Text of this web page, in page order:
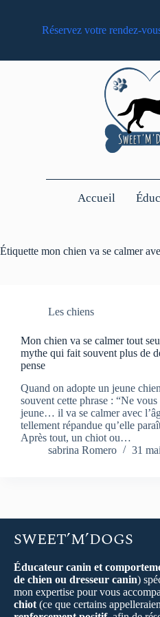
Réservez votre rendez-
Accueil
Étiquette mon chien va se calmer
Les chiens
Mon chien va se calmer tout
mythe qui fait souvent plus de
pense
Quand on adopte un jeune
souvent cette phrase : “Ne
jeune… il va se calmer avec
tellement répandue qu’elle
Après tout, un chiot ou…
sabrina Romero
31
SWEET’M’DOGS
Éducateur canin et
de chien ou dresseur canin)
mon expertise pour vous
chiot (ce que certains